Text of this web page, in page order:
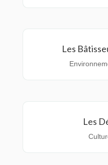
Les
Les